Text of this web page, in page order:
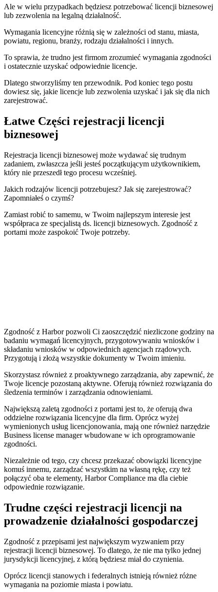
Ale w wielu przypadkach będziesz potrzebować licencji biznesowej
lub zezwolenia na legalną działalność.
Wymagania licencyjne różnią się w zależności od stanu, miasta,
powiatu, regionu, branży, rodzaju działalności i innych.
To sprawia, że trudno jest firmom zrozumieć wymagania zgodności
i ostatecznie uzyskać odpowiednie licencje.
Dlatego stworzyliśmy ten przewodnik. Pod koniec tego postu
dowiesz się, jakie licencje lub zezwolenia uzyskać i jak się dla nich
zarejestrować.
Łatwe Części rejestracji licencji
biznesowej
Rejestracja licencji biznesowej może wydawać się trudnym
zadaniem, zwłaszcza jeśli jesteś początkującym użytkownikiem,
który nie przeszedł tego procesu wcześniej.
Jakich rodzajów licencji potrzebujesz? Jak się zarejestrować?
Zapomniałeś o czymś?
Zamiast robić to samemu, w Twoim najlepszym interesie jest
współpraca ze specjalistą ds. licencji biznesowych. Zgodność z
portami może zaspokoić Twoje potrzeby.
Zgodność z Harbor pozwoli Ci zaoszczędzić niezliczone godziny na
badaniu wymagań licencyjnych, przygotowywaniu wniosków i
składaniu wniosków w odpowiednich agencjach rządowych.
Przygotują i złożą wszystkie dokumenty w Twoim imieniu.
Skorzystasz również z proaktywnego zarządzania, aby zapewnić, że
Twoje licencje pozostaną aktywne. Oferują również rozwiązania do
śledzenia terminów i zarządzania odnowieniami.
Największą zaletą zgodności z portami jest to, że oferują dwa
oddzielne rozwiązania licencyjne dla firm. Oprócz wyżej
wymienionych usług licencjonowania, mają one również narzędzie
Business license manager wbudowane w ich oprogramowanie
zgodności.
Niezależnie od tego, czy chcesz przekazać obowiązki licencyjne
komuś innemu, zarządzać wszystkim na własną rękę, czy też
połączyć oba te elementy, Harbor Compliance ma dla ciebie
odpowiednie rozwiązanie.
Trudne części rejestracji licencji na
prowadzenie działalności gospodarczej
Zgodność z przepisami jest największym wyzwaniem przy
rejestracji licencji biznesowej. To dlatego, że nie ma tylko jednej
jurysdykcji licencyjnej, z którą będziesz miał do czynienia.
Oprócz licencji stanowych i federalnych istnieją również różne
wymagania na poziomie miasta i powiatu.